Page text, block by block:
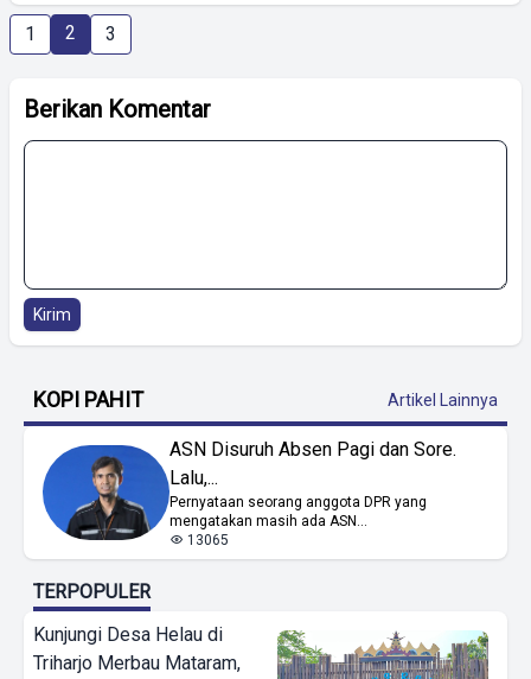
1 2 3
Berikan Komentar
Kirim
KOPI PAHIT Artikel Lainnya
ASN Disuruh Absen Pagi dan Sore.
Lalu,...
Pernyataan seorang anggota DPR yang
mengatakan masih ada ASN...
13065
TERPOPULER
Kunjungi Desa Helau di
Triharjo Merbau Mataram,